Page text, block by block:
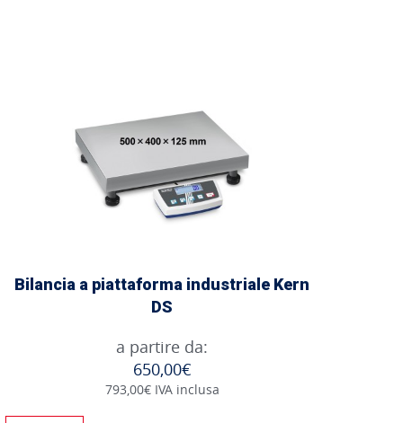
Bilancia a piattaforma industriale Kern
DS
a partire da:
650,00€
793,00€ IVA inclusa